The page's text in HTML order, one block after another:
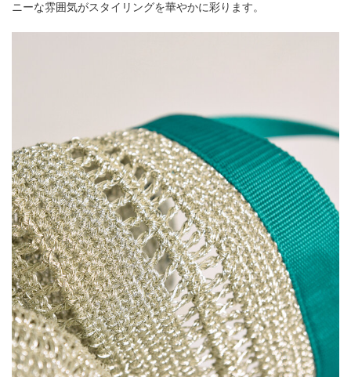
ニーな雰囲気がスタイリングを華やかに彩ります。